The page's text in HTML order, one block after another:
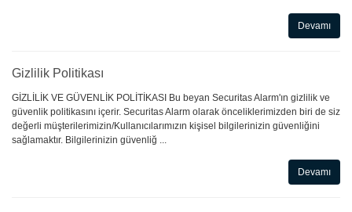
Devamı
Gizlilik Politikası
GİZLİLİK VE GÜVENLİK POLİTİKASI Bu beyan Securitas Alarm'ın gizlilik ve
güvenlik politikasını içerir. Securitas Alarm olarak önceliklerimizden biri de siz
değerli müşterilerimizin/Kullanıcılarımızın kişisel bilgilerinizin güvenliğini
sağlamaktır. Bilgilerinizin güvenliğ ...
Devamı